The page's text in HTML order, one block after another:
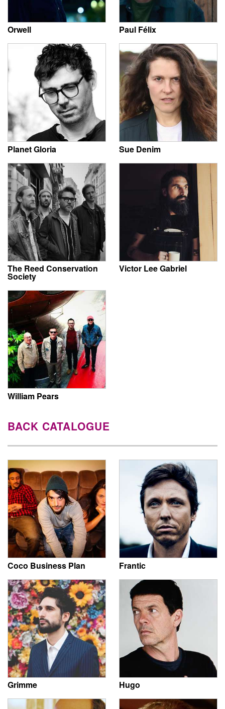
Orwell Paul Félix
Planet Gloria Sue Denim
The Reed Conservation
Society
Victor Lee Gabriel
William Pears
BACK CATALOGUE
Coco Business Plan Frantic
Grimme Hugo